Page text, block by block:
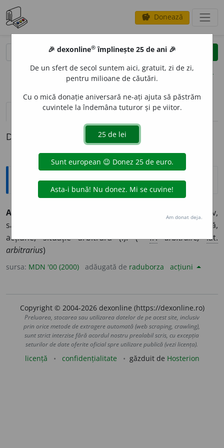
savings Donează
clear
opțiuni
definiții (1) pronunțievolume_up (17)
Definiția cu ID-ul 449414:
Explicative DEX
ARBITR
1. (făcut) după bunul plac, abuziv,
samavolnic. 2. (făcut) la întâmplare. II.
faptă,
acțiune, situație arbitrară (I). (<fr. arbitraire,
lat.
arbitrarius)
sursa: MDN '00 (2000) adăugată de raduborza acțiuni
Copyright © 2004-2026 dexonline (https://dexonline.ro)
Preluarea, stocarea sau utilizarea datelor de pe acest site, inclusiv
prin orice metode de extragere automată (web scraping, crawling),
sunt strict interzise fără acordul nostru prealabil scris, cu excepția
seturilor de date oferite oficial spre utilizare publică (vezi licența).
licență confidențialitate găzduit de Hosterion
🎉 dexonline® împlinește 25 de ani 🎉
De un sfert de secol suntem aici, gratuit, zi de zi,
pentru milioane de căutări.
Cu o mică donație aniversară ne-ați ajuta să păstrăm
cuvintele la îndemâna tuturor și pe viitor.
Am donat deja.